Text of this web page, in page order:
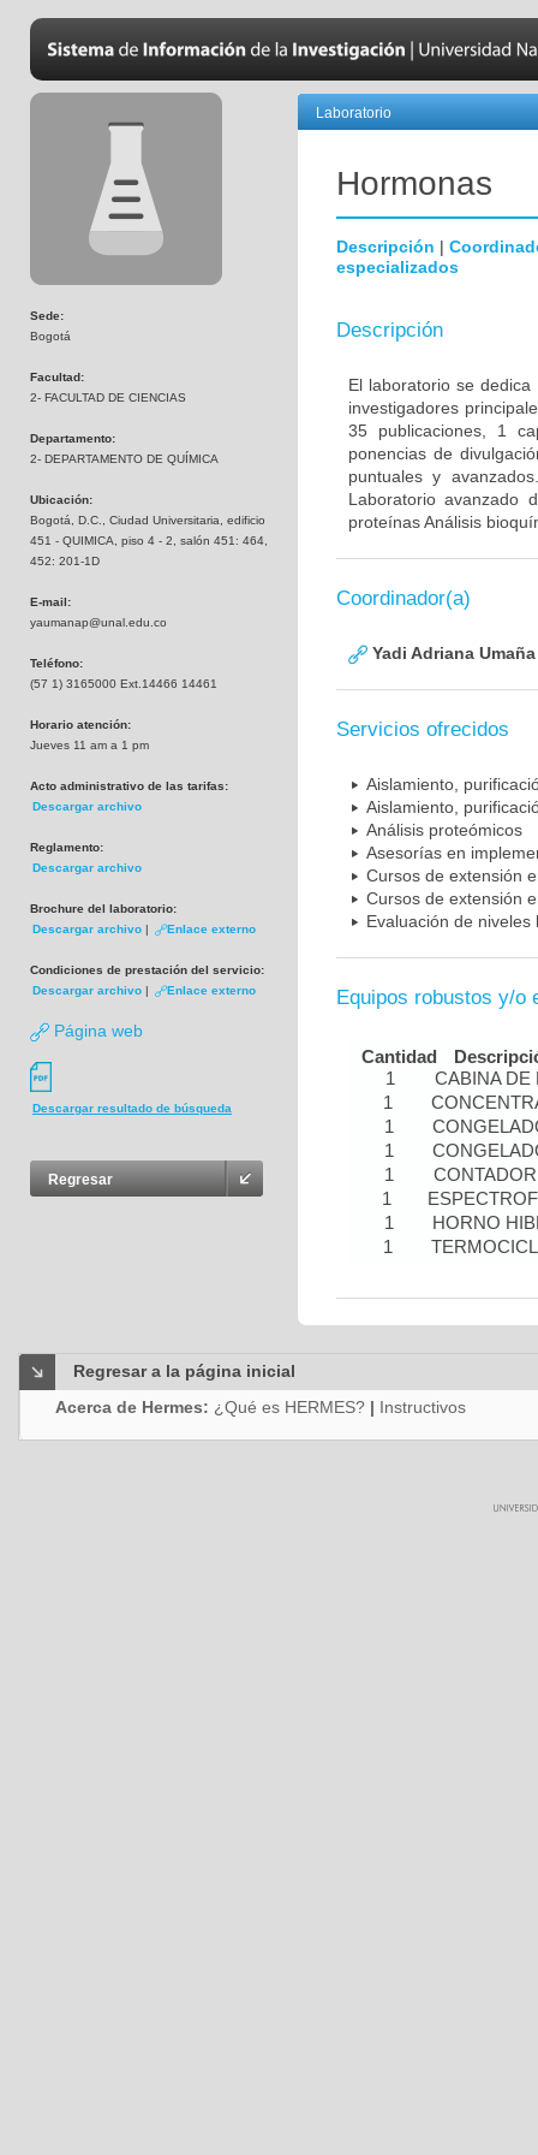
Sede:
Bogotá
Facultad:
2- FACULTAD DE CIENCIAS
Departamento:
2- DEPARTAMENTO DE QUÍMICA
Ubicación:
Bogotá, D.C., Ciudad Universitaria, edificio
451 - QUIMICA, piso 4 - 2, salón 451: 464,
452: 201-1D
E-mail:
yaumanap@unal.edu.co
Teléfono:
(57 1) 3165000 Ext.14466 14461
Horario atención:
Jueves 11 am a 1 pm
Acto administrativo de las tarifas:
Descargar archivo
Reglamento:
Descargar archivo
Brochure del laboratorio:
Descargar archivo | Enlace externo
Condiciones de prestación del servicio:
Descargar archivo | Enlace externo
Página web
Descargar resultado de búsqueda
Regresar
Laboratorio
Hormonas
Descripción |
especializados
Descripción
El laboratorio se
investigadores
35 publicaciones, 1
ponencias de
puntuales y
Laboratorio avanzado
proteínas Análisis
Coordinador(a)
Yadi Adriana
Servicios ofrecidos
Aislamiento,
Aislamiento,
Análisis proteómicos
Asesorías en
Cursos de extensión
Cursos de extensión
Evaluación de
Equipos robustos y/o
Cantidad
1
CABINA DE
1
1
1
1
1
1
HORNO
1
Regresar a la página inicial
Acerca de Hermes: ¿Qué es HERMES? | Instructivos